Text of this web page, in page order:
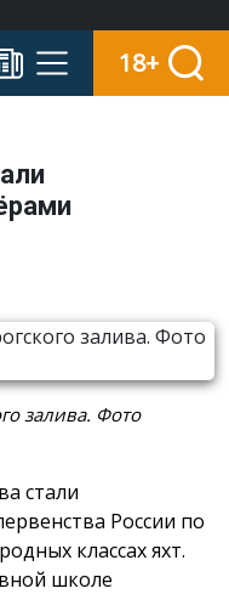
18+
залива. Фото
стали
России по
классах яхт.
школе